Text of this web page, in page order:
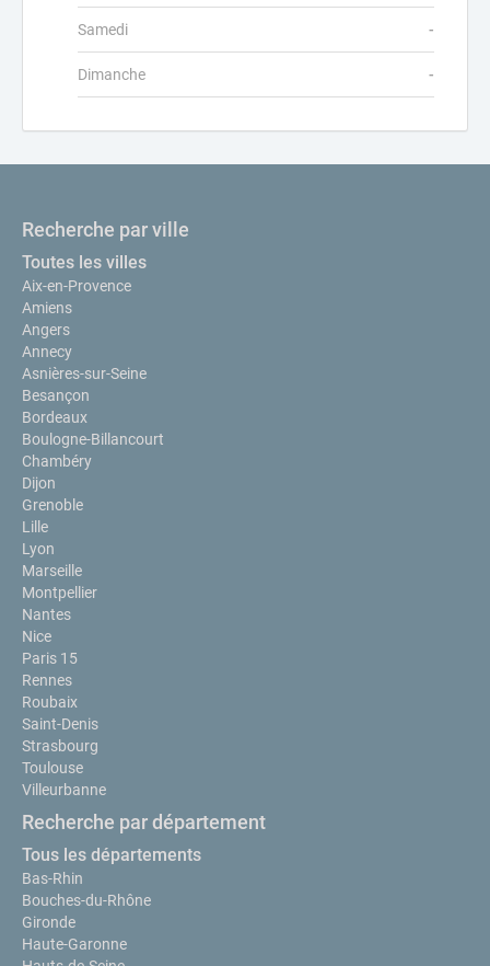
Samedi -
Dimanche -
Recherche par ville
Toutes les villes
Aix-en-Provence
Amiens
Angers
Annecy
Asnières-sur-Seine
Besançon
Bordeaux
Boulogne-Billancourt
Chambéry
Dijon
Grenoble
Lille
Lyon
Marseille
Montpellier
Nantes
Nice
Paris 15
Rennes
Roubaix
Saint-Denis
Strasbourg
Toulouse
Villeurbanne
Recherche par département
Tous les départements
Bas-Rhin
Bouches-du-Rhône
Gironde
Haute-Garonne